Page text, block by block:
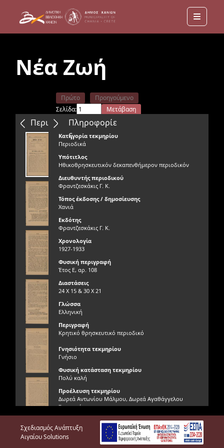
Menu
Νέα Ζωή
Περιεχόμενα
Πρώτο
Προηγούμενο
Σελίδα:
Μετάβαση
Επόμενο
Τελευταίο
Πληροφορίε
ς
Κατηγορία τεκμηρίου
Περιοδικά
Υπότιτλος
Ηθικοθρησκευτικόν δεκαπενθήμερον περιοδικόν
Διευθυντής περιοδικού
Φραντζεσκάκις Γ. Κ.
Τόπος έκδοσης / δημοσίευσης
Χανιά
Εκδότης
Φραντζεσκάκις Γ. Κ.
Χρονολογία
1927-1933
Φυσική περιγραφή
Έτος Ε, αρ. 108
Διαστάσεις
24 Χ 15 & 30 Χ 21
Γλώσσα
Ελληνική
Περιγραφή
Κρητικό θρησκευτικό περιοδικό
Γνησιότητα τεκμηρίου
Γνήσιο
Φυσική κατάσταση τεκμηρίου
Πολύ καλή
Προέλευση τεκμηρίου
Δωρεά Αντωνίου Μάλμου, Δωρεά Αγαθάγγελου
Ξηρουχάκη
Θέση τεκμηρίου / Άλμπουμ
Κρητικά περιοδικά
Έτος
Σχεδιασμός Ανάπτυξη
Αιγαίου Solutions